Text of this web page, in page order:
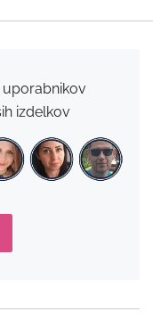
uporabnikov
izdelkov